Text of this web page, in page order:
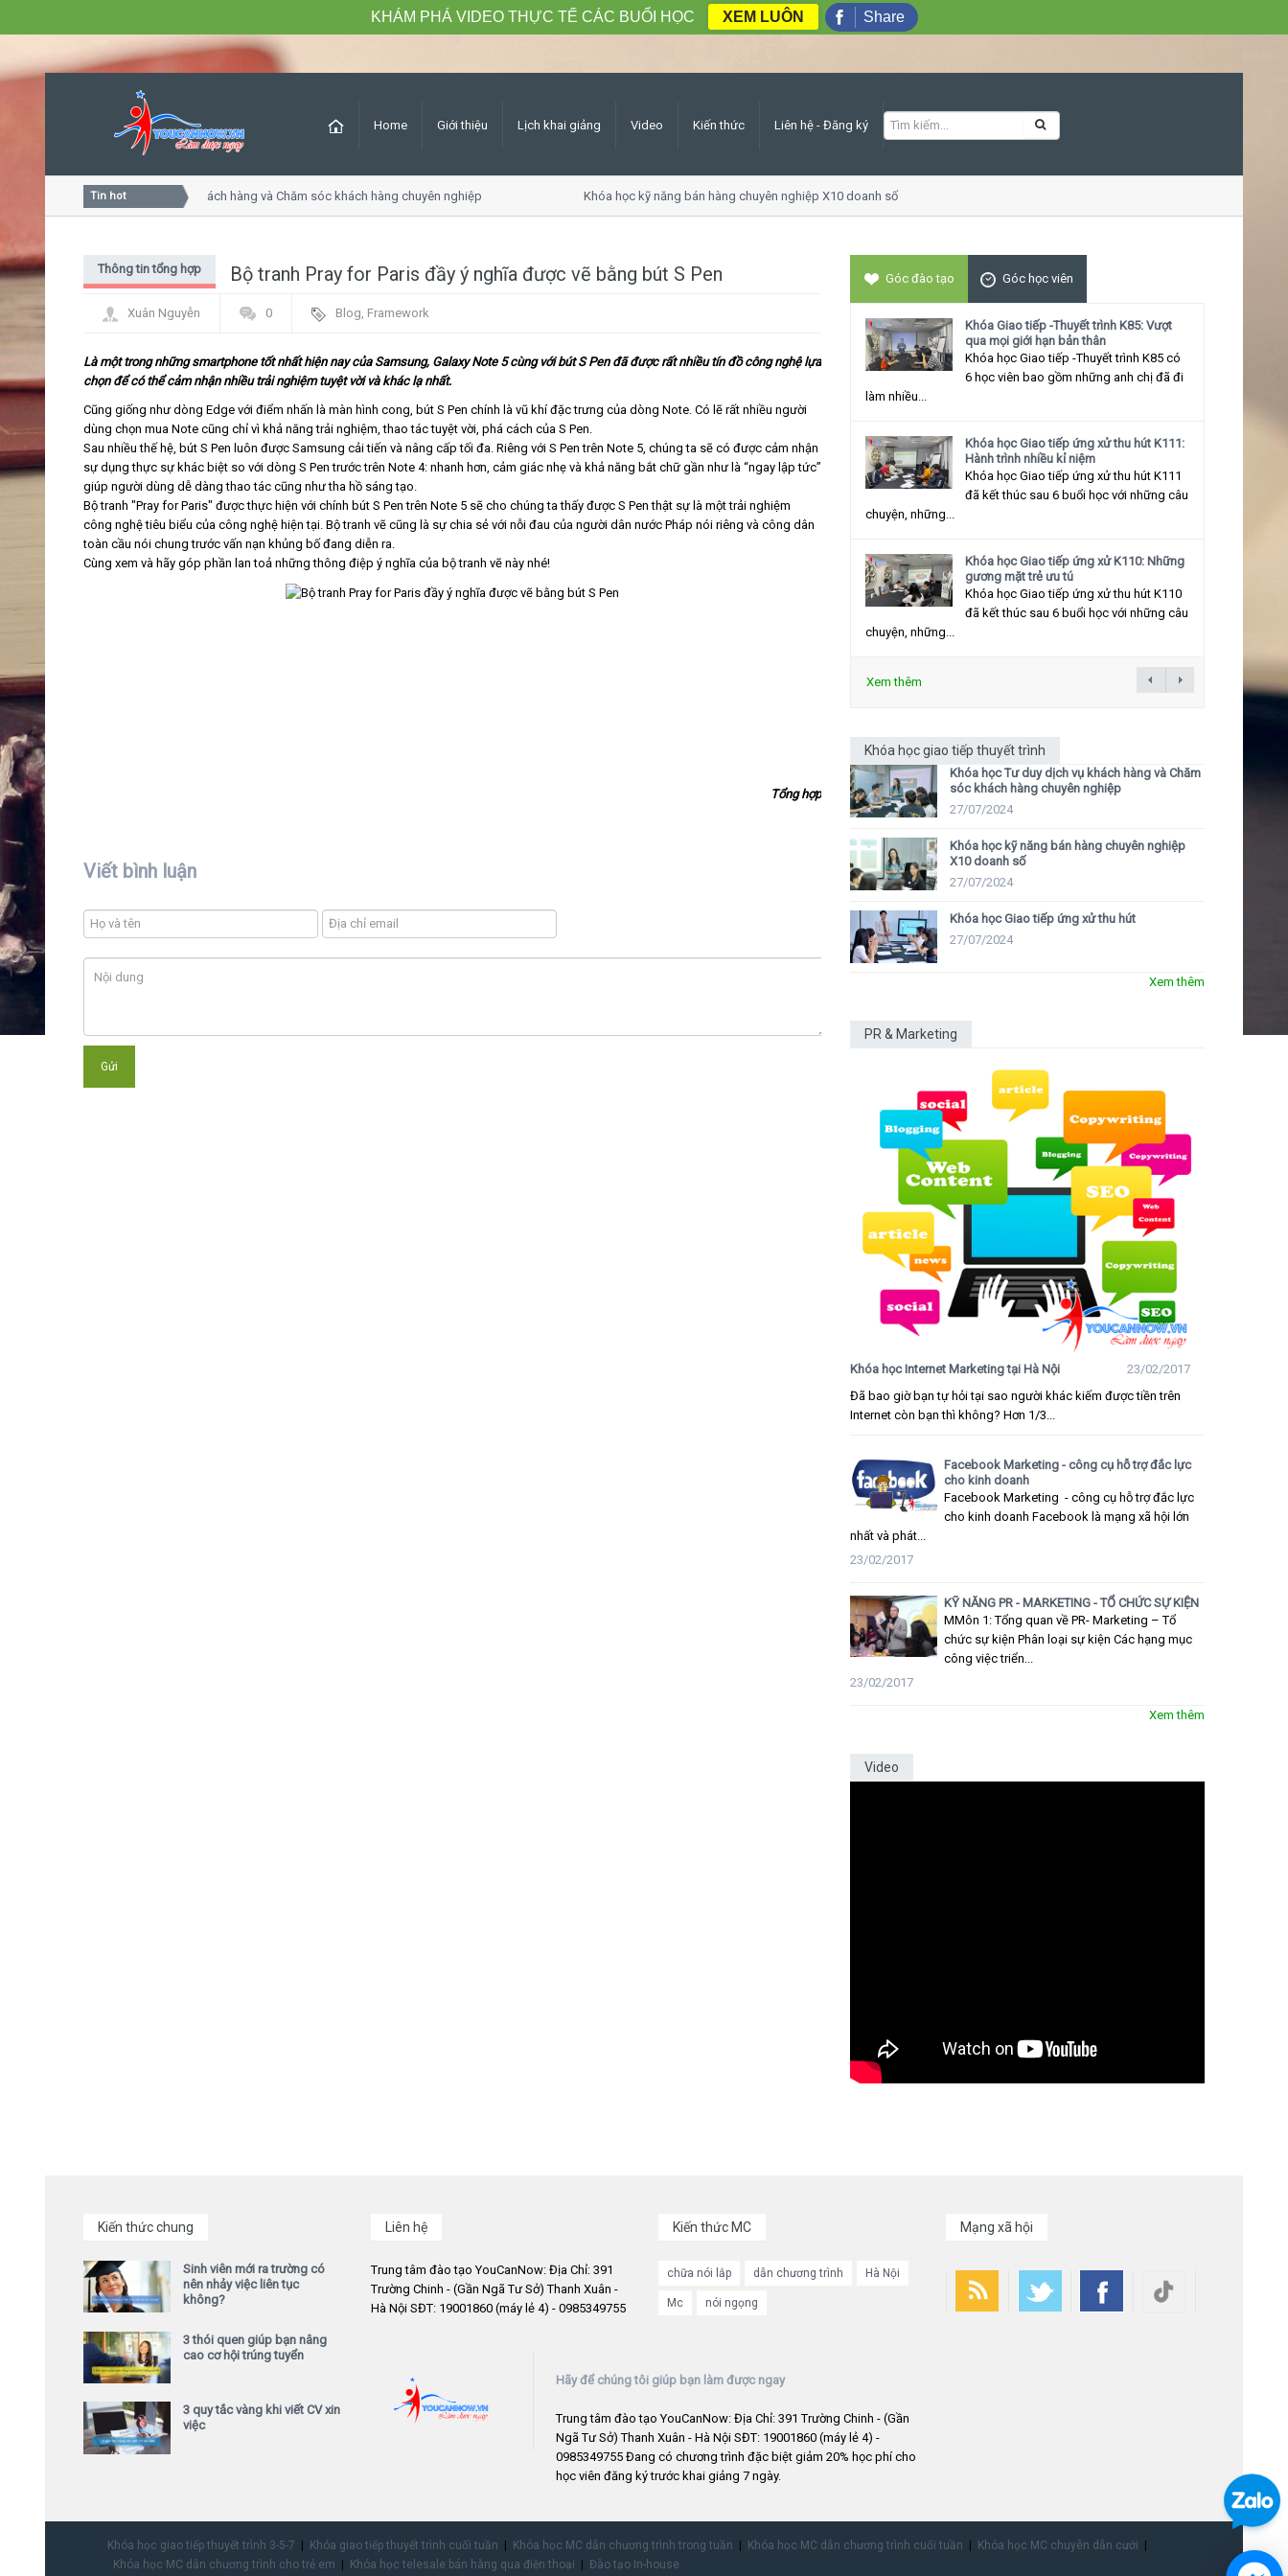
Home Giới thiệu Lịch khai giảng Video Kiến thức Liên hệ - Đăng ký
Tin hot
Khóa học Tư duy dịch vụ khách hàng và Chăm sóc khách hàng chuyên nghiệp Khóa học kỹ năng bán hàng chuyên nghiệp X10 doanh số
Bộ tranh Pray for Paris đầy ý nghĩa được vẽ bằng bút S Pen
Thông tin tổng hợp
Xuân Nguyễn 0 Blog, Framework
Là một trong những smartphone tốt nhất hiện nay của Samsung, Galaxy Note 5 cùng với bút S Pen đã được rất nhiều tín đồ công nghệ lựa
chọn để có thể cảm nhận nhiều trải nghiệm tuyệt vời và khác lạ nhất.
Cũng giống như dòng Edge với điểm nhấn là màn hình cong, bút S Pen chính là vũ khí đặc trưng của dòng Note. Có lẽ rất nhiều người
dùng chọn mua Note cũng chỉ vì khả năng trải nghiệm, thao tác tuyệt vời, phá cách của S Pen.
Sau nhiều thế hệ, bút S Pen luôn được Samsung cải tiến và nâng cấp tối đa. Riêng với S Pen trên Note 5, chúng ta sẽ có được cảm nhận
sự dụng thực sự khác biệt so với dòng S Pen trước trên Note 4: nhanh hơn, cảm giác nhẹ và khả năng bắt chữ gần như là “ngay lập tức”
giúp người dùng dễ dàng thao tác cũng như tha hồ sáng tạo.
Bộ tranh "Pray for Paris" được thực hiện với chính bút S Pen trên Note 5 sẽ cho chúng ta thấy được S Pen thật sự là một trải nghiệm
công nghệ tiêu biểu của công nghệ hiện tại. Bộ tranh vẽ cũng là sự chia sẻ với nỗi đau của người dân nước Pháp nói riêng và công dân
toàn cầu nói chung trước vấn nạn khủng bố đang diễn ra.
Cùng xem và hãy góp phần lan toả những thông điệp ý nghĩa của bộ tranh vẽ này nhé!
Tổng hợp
Viết bình luận
Góc đào tạo Góc học viên
Khóa Giao tiếp -Thuyết trình K85: Vượt
qua mọi giới hạn bản thân
Khóa học Giao tiếp -Thuyết trình K85 có
6 học viên bao gồm những anh chị đã đi
làm nhiều...
Khóa học Giao tiếp ứng xử thu hút K111:
Hành trình nhiều kỉ niệm
Khóa học Giao tiếp ứng xử thu hút K111
đã kết thúc sau 6 buổi học với những câu
chuyện, những...
Khóa học Giao tiếp ứng xử K110: Những
gương mặt trẻ ưu tú
Khóa học Giao tiếp ứng xử thu hút K110
đã kết thúc sau 6 buổi học với những câu
chuyện, những...
Xem thêm
Khóa học giao tiếp thuyết trình
Khóa học Tư duy dịch vụ khách hàng và Chăm
sóc khách hàng chuyên nghiệp
27/07/2024
Khóa học kỹ năng bán hàng chuyên nghiệp
X10 doanh số
27/07/2024
Khóa học Giao tiếp ứng xử thu hút
27/07/2024
Xem thêm
PR & Marketing
Khóa học Internet Marketing tại Hà Nội
23/02/2017
Đã bao giờ bạn tự hỏi tại sao người khác kiếm được tiền trên
Internet còn bạn thì không? Hơn 1/3...
Facebook Marketing - công cụ hỗ trợ đắc lực
cho kinh doanh
Facebook Marketing - công cụ hỗ trợ đắc lực
cho kinh doanh Facebook là mạng xã hội lớn
nhất và phát...
23/02/2017
KỸ NĂNG PR - MARKETING - TỔ CHỨC SỰ KIỆN
MMôn 1: Tổng quan về PR- Marketing – Tổ
chức sự kiện Phân loại sự kiện Các hạng mục
công việc triển...
23/02/2017
Xem thêm
Video
Kiến thức chung
Sinh viên mới ra trường có
nên nhảy việc liên tục
không?
3 thói quen giúp bạn nâng
cao cơ hội trúng tuyển
3 quy tắc vàng khi viết CV xin
việc
Liên hệ
Trung tâm đào tạo YouCanNow: Địa Chỉ: 391
Trường Chinh - (Gần Ngã Tư Sở) Thanh Xuân -
Hà Nội SĐT: 19001860 (máy lẻ 4) - 0985349755
Kiến thức MC
chữa nói lắp dẫn chương trình Hà Nội
Mc nói ngọng
Mạng xã hội
Hãy để chúng tôi giúp bạn làm được ngay
Trung tâm đào tạo YouCanNow: Địa Chỉ: 391 Trường Chinh - (Gần
Ngã Tư Sở) Thanh Xuân - Hà Nội SĐT: 19001860 (máy lẻ 4) -
0985349755 Đang có chương trình đặc biệt giảm 20% học phí cho
học viên đăng ký trước khai giảng 7 ngày.
Khóa học giao tiếp thuyết trình 3-5-7 Khóa giao tiếp thuyết trình cuối tuần Khóa học MC dẫn chương trình trong tuần Khóa học MC dẫn chương trình cuối tuần
Khóa học MC chuyên dẫn cưới
Khóa học MC dẫn chương trình cho trẻ em
Khóa học telesale bán hàng qua điện thoại Đào tạo In-house
KHÁM PHÁ VIDEO THỰC TẾ CÁC BUỔI HỌC XEM LUÔN Share